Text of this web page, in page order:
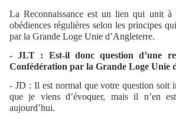
La Reconnaissance est un lien qui unit à
obédiences régulières selon les principes
par la Grande Loge Unie d’Angleterre.
- JLT : Est-il donc question d’une
Confédération par la Grande Loge Unie
- JD : Il est normal que votre question soit
que je viens d’évoquer, mais il n’en
aujourd’hui.